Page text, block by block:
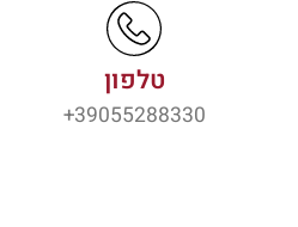
טלפון
39055288330+